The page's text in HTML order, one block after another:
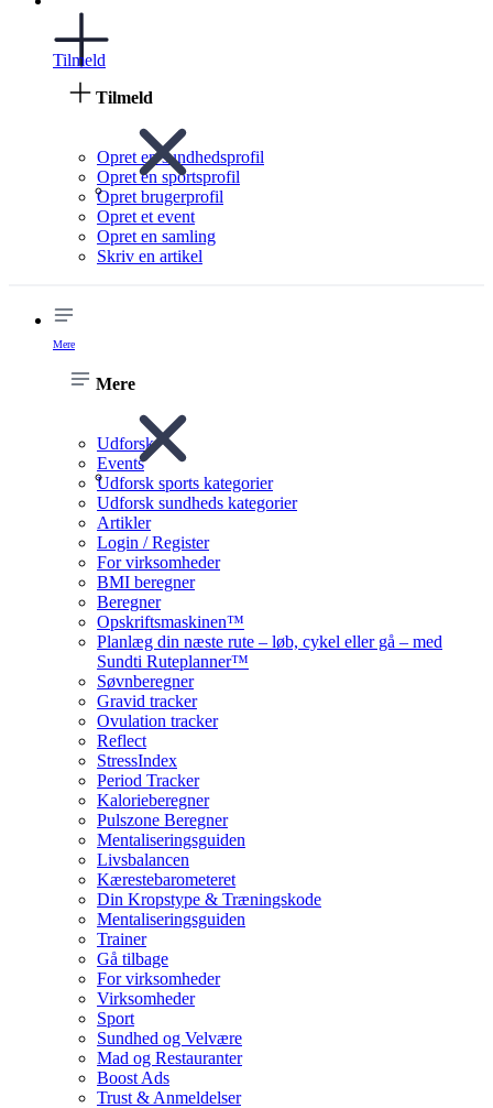
Tilmeld
Tilmeld
Opret en sundhedsprofil
Opret en sportsprofil
Opret brugerprofil
Opret et event
Opret en samling
Skriv en artikel
Mere
Mere
Udforsk
Events
Udforsk sports kategorier
Udforsk sundheds kategorier
Artikler
Login / Register
For virksomheder
BMI beregner
Beregner
Opskriftsmaskinen™
Planlæg din næste rute – løb, cykel eller gå – med
Sundti Ruteplanner™
Søvnberegner
Gravid tracker
Ovulation tracker
Reflect
StressIndex
Period Tracker
Kalorieberegner
Pulszone Beregner
Mentaliseringsguiden
Livsbalancen
Kærestebarometeret
Din Kropstype & Træningskode
Mentaliseringsguiden
Trainer
Gå tilbage
For virksomheder
Virksomheder
Sport
Sundhed og Velvære
Mad og Restauranter
Boost Ads
Trust & Anmeldelser